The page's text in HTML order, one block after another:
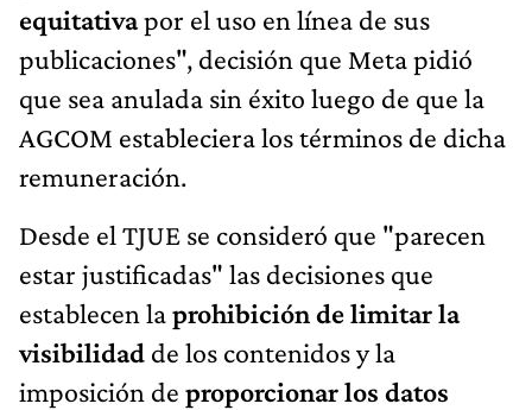
equitativapor el uso en línea de sus
publicaciones", decisión que Meta pidió
que sea anulada sin éxito luego de que la
AGCOM estableciera los términos de dicha
remuneración.
Desde el TJUE se consideró que "parecen
estar justificadas" las decisiones que
establecen laprohibición de limitar la
visibilidad de los contenidos y la
imposición de proporcionar los datos